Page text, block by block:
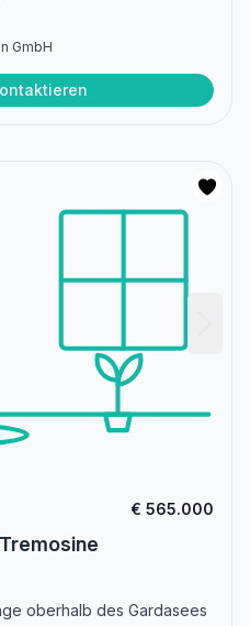
GmbH
€ 565.000
oberhalb des Gardasees